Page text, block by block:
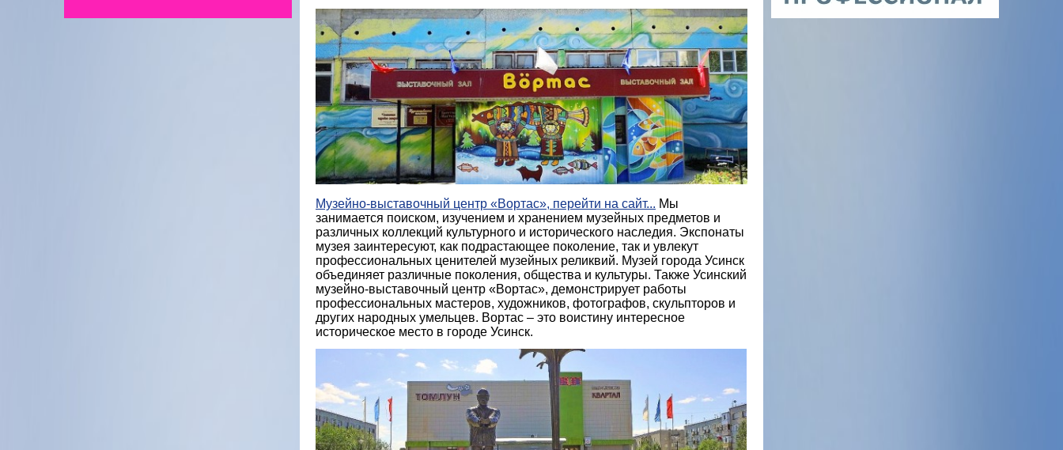
Музейно-выставочный центр «Вортас», перейти на сайт... Мы
занимается поиском, изучением и хранением музейных предметов и
различных коллекций культурного и исторического наследия. Экспонаты
музея заинтересуют, как подрастающее поколение, так и увлекут
профессиональных ценителей музейных реликвий. Музей города Усинск
объединяет различные поколения, общества и культуры. Также Усинский
музейно-выставочный центр «Вортас», демонстрирует работы
профессиональных мастеров, художников, фотографов, скульпторов и
других народных умельцев. Вортас – это воистину интересное
историческое место в городе Усинск.